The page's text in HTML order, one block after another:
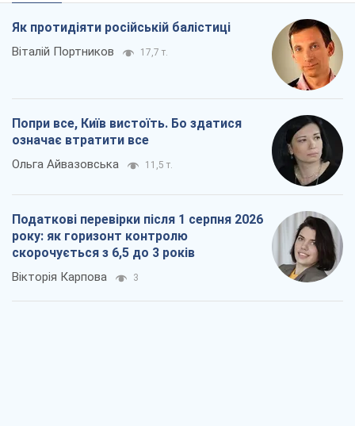
Як протидіяти російській балістиці
Віталій Портников 17,7 т.
Попри все, Київ вистоїть. Бо здатися
означає втратити все
Ольга Айвазовська 11,5 т.
Податкові перевірки після 1 серпня 2026
року: як горизонт контролю
скорочується з 6,5 до 3 років
Вікторія Карпова 3